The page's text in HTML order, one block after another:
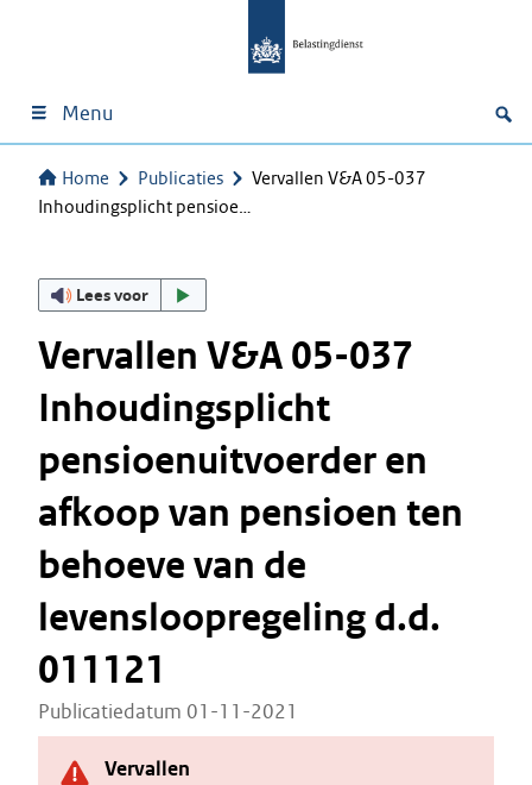
Menu
Home Publicaties
Vervallen V&A 05-037
Inhoudingsplicht pensioe…
Lees voor
Vervallen V&A 05-037
Inhoudingsplicht
pensioenuitvoerder en
afkoop van pensioen ten
behoeve van de
levensloopregeling d.d.
011121
Publicatiedatum 01-11-2021
Vervallen